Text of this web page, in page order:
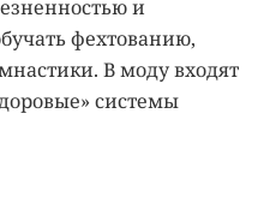
и
фехтованию,
В моду входят
системы